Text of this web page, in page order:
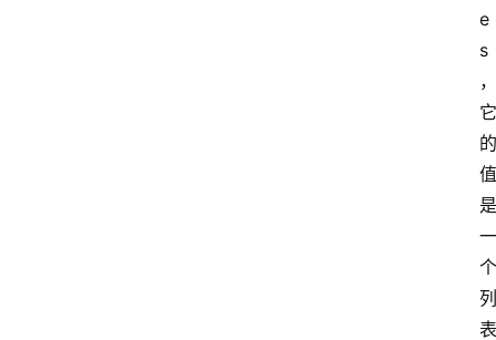
e
s
，
它
的
值
是
一
个
列
表